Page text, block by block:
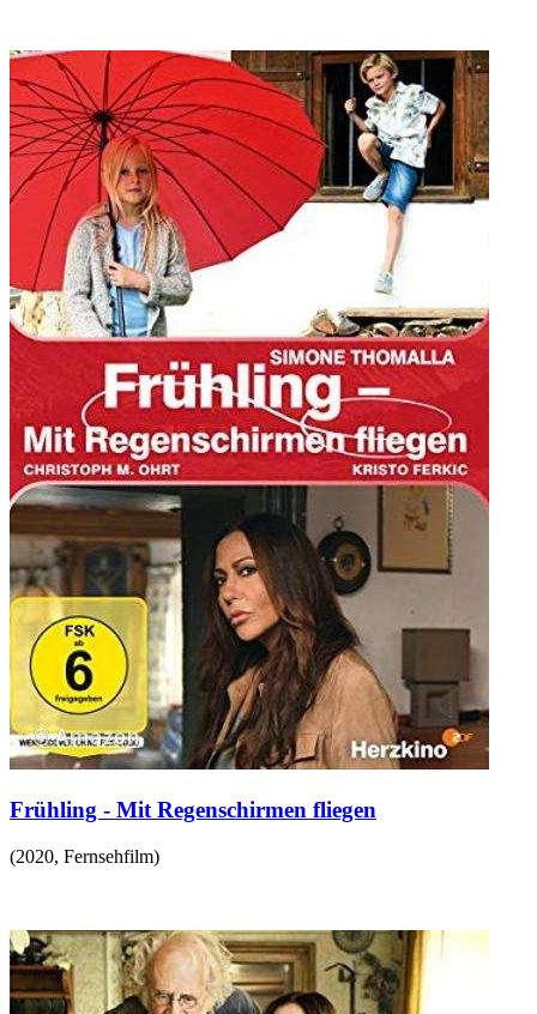
Frühling - Mit Regenschirmen fliegen
(2020, Fernsehfilm)